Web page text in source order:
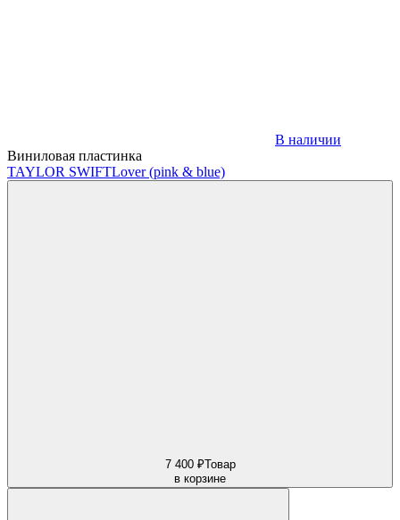
В наличии
Виниловая пластинка
TAYLOR SWIFTLover (pink & blue)
7 400 ₽Товар
в корзине